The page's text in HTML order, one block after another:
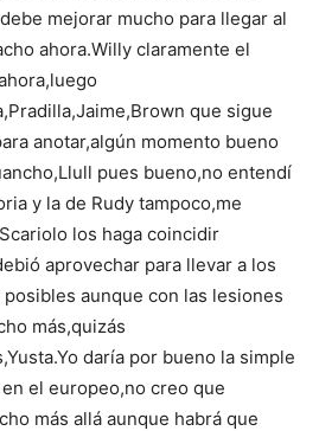
mejorar mucho para llegar al
ahora.Willy claramente el
que sigue
anotar,algún momento bueno
pues bueno,no entendí
y la de Rudy tampoco,me
los haga coincidir
aprovechar para llevar a los
posibles aunque con las lesiones
más,quizás
daría por bueno la simple
el europeo,no creo que
más allá aunque habrá que